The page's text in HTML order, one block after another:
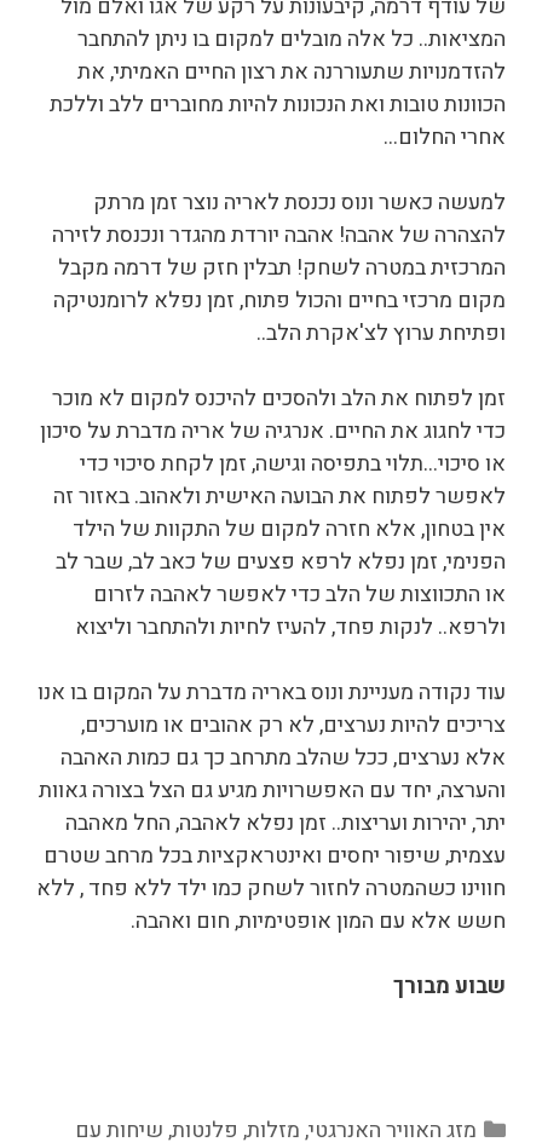
המציאות.. כל אלה מובלים למקום בו ניתן להתחבר
להזדמנויות שתעוררנה את רצון החיים האמיתי, את
הכוונות טובות ואת הנכונות להיות מחוברים ללב וללכת
אחרי החלום…
למעשה כאשר ונוס נכנסת לאריה נוצר זמן מרתק
להצהרה של אהבה! אהבה יורדת מהגדר ונכנסת לזירה
המרכזית במטרה לשחק! תבלין חזק של דרמה מקבל
מקום מרכזי בחיים והכול פתוח, זמן נפלא לרומנטיקה
ופתיחת ערוץ לצ'אקרת הלב..
זמן לפתוח את הלב ולהסכים להיכנס למקום לא מוכר
כדי לחגוג את החיים. אנרגיה של אריה מדברת על סיכון
או סיכוי…תלוי בתפיסה וגישה, זמן לקחת סיכוי כדי
לאפשר לפתוח את הבועה האישית ולאהוב. באזור זה
אין בטחון, אלא חזרה למקום של התקוות של הילד
הפנימי, זמן נפלא לרפא פצעים של כאב לב, שבר לב
או התכווצות של הלב כדי לאפשר לאהבה לזרום
ולרפא.. לנקות פחד, להעיז לחיות ולהתחבר וליצוא
עוד נקודה מעניינת ונוס באריה מדברת על המקום בו אנו
צריכים להיות נערצים, לא רק אהובים או מוערכים,
אלא נערצים, ככל שהלב מתרחב כך גם כמות האהבה
והערצה, יחד עם האפשרויות מגיע גם הצל בצורה גאוות
יתר, יהירות ועריצות.. זמן נפלא לאהבה, החל מאהבה
עצמית, שיפור יחסים ואינטראקציות בכל מרחב שטרם
חווינו כשהמטרה לחזור לשחק כמו ילד ללא פחד , ללא
חשש אלא עם המון אופטימיות, חום ואהבה.
שבוע מבורך
קטגוריות
מזג האוויר האנרגטי,מזלות, פלנטות,שיחות עם